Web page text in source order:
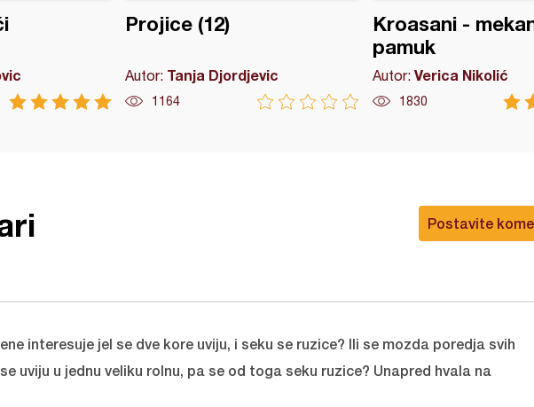
Projice (12)
Autor: Tanja Djordjevic
1164
Kroasani -
pamuk
Autor: Verica Nikolić
1830
Postavite
interesuje jel se dve kore uviju, i seku se ruzice? Ili se mozda poredja svih
uviju u jednu veliku rolnu, pa se od toga seku ruzice? Unapred hvala na